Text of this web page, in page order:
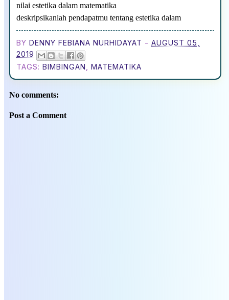
nilai estetika dalam matematika
deskripsikanlah pendapatmu tentang estetika dalam
BY DENNY FEBIANA NURHIDAYAT - AUGUST 05,
2019
TAGS: BIMBINGAN MATEMATIKA
No comments:
Post a Comment